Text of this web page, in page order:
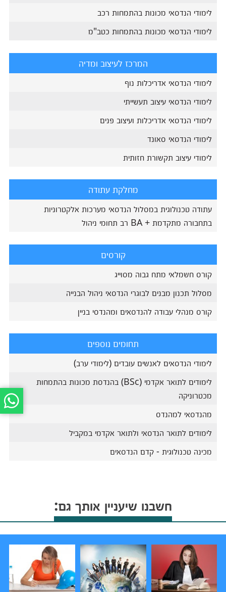
לימודי הנדסאי מכונות בהתמחות רכב
לימודי הנדסאי מכונות בהתמחות כטב"מ
המרכז לעיצוב ומדיה
לימודי הנדסאי אדריכלות נוף
לימודי הנדסאי עיצוב תעשייתי
לימודי הנדסאי אדריכלות ועיצוב פנים
לימודי הנדסאי סאונד
לימודי עיצוב תקשורת חזותית
מחלקת עתודה
עתודה טכנולוגית במסלול הנדסאי מערכות אלקטרוניות
בתחבורה מתקדמת + BA רב תחומי ניהול
קורסים
קורס חשמלאי מתח גבוה מסוייג
מסלול תכנון מבנים לבוגרי הנדסאי ניהול הבנייה
קורס מנהלי עבודה להנדסאים ומהנדסי בניין
תחומים נוספים
לימודי הנדסאים לאנשים עובדים (לימודי ערב)
לימודים לתואר אקדמי (BSc) בהנדסת מכונות בהתמחות
מכטרוניקה
מהנדסאי למהנדס
לימודים לתואר הנדסאי ולתואר אקדמי במקביל
מכינה טכנולוגית - קדם הנדסאים
חשבנו שיעניין אותך גם: